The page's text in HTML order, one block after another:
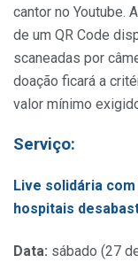
cantor no Youtube.
de um QR Code
scaneadas por
doação ficará a
valor mínimo
Serviço:
Live solidária
hospitais
Data: sábado (27